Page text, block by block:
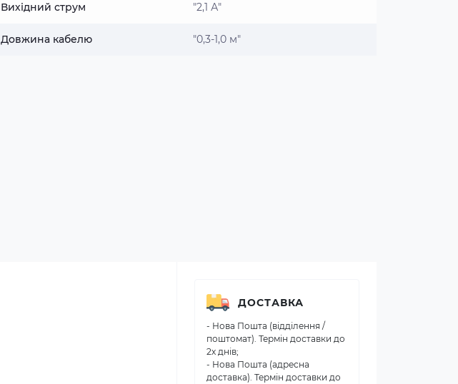
Вихідний струм "2,1 А"
Довжина кабелю "0,3-1,0 м"
ДОСТАВКА
- Нова Пошта (відділення /
поштомат). Термін доставки до
2х днів;
- Нова Пошта (адресна
доставка). Термін доставки до